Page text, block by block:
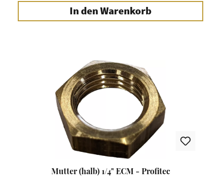
In den Warenkorb
Mutter (halb) 1/4" ECM - Profitec